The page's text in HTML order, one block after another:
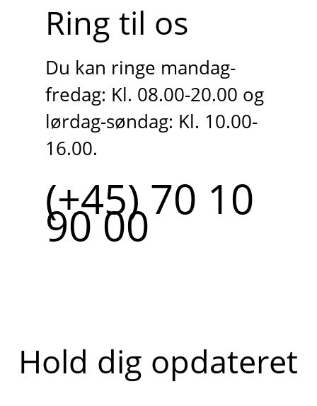
Ring til os
Du kan ringe mandag-
fredag: Kl. 08.00-20.00 og
lørdag-søndag: Kl. 10.00-
16.00.
(+45) 70 10
90 00
Hold dig opdateret